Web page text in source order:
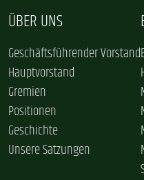
ÜBER UNS
Geschäftsführender Vorstand
Hauptvorstand
Gremien
Positionen
Geschichte
Unsere Satzungen